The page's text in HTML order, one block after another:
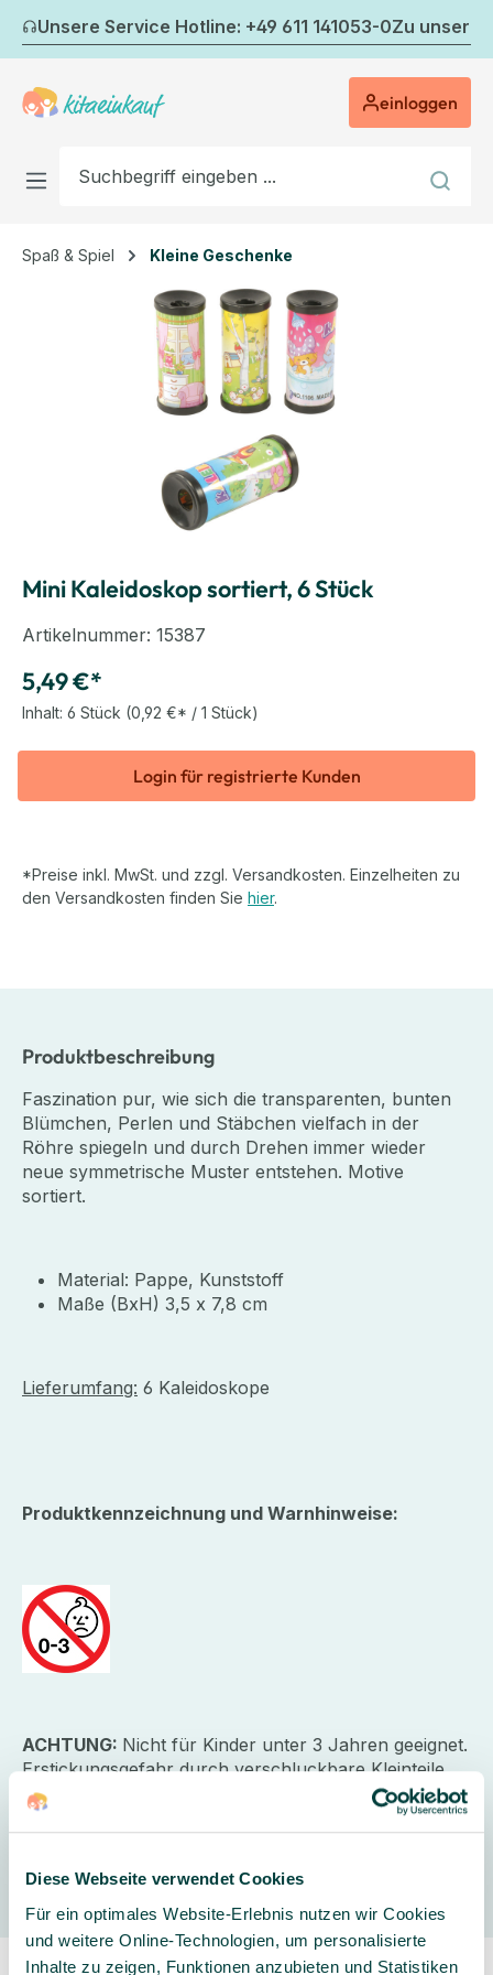
Diese Webseite verwendet Cookies
Für ein optimales Website-Erlebnis nutzen wir Cookies
und weitere Online-Technologien, um personalisierte
Inhalte zu zeigen, Funktionen anzubieten und Statistiken
Zum Hauptinhalt springen
Unsere Service Hotline: +49 611 141053-0Zu
einloggen
Spaß & Spiel Kleine Geschenke
Bildergalerie überspringen
Mini Kaleidoskop sortiert, 6 Stück
Artikelnummer: 15387
5,49 €*
Inhalt: 6 Stück (0,92 €* / 1 Stück)
Login für registrierte Kunden
*Preise inkl. MwSt. und zzgl. Versandkosten. Einzelheiten zu
den Versandkosten finden Sie hier.
Produktbeschreibung
Faszination pur, wie sich die transparenten, bunten
Blümchen, Perlen und Stäbchen vielfach in der
Röhre spiegeln und durch Drehen immer wieder
neue symmetrische Muster entstehen. Motive
sortiert.
Material: Pappe, Kunststoff
Maße (BxH) 3,5 x 7,8 cm
Lieferumfang: 6 Kaleidoskope
Produktkennzeichnung und Warnhinweise:
ACHTUNG: Nicht für Kinder unter 3 Jahren geeignet.
Erstickungsgefahr durch verschluckbare Kleinteile.